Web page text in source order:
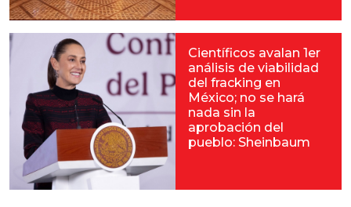
Científicos avalan 1er
análisis de viabilidad
del fracking en
México; no se hará
nada sin la
aprobación del
pueblo: Sheinbaum